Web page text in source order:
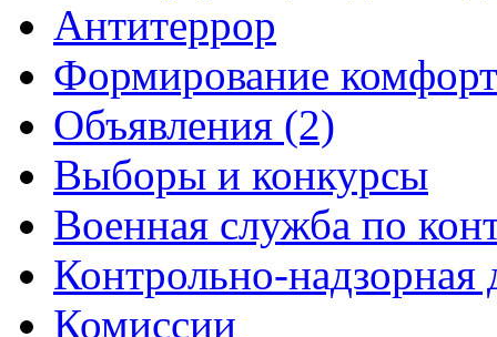
Антитеррор
Формирование
Объявления (2)
Выборы и конкурсы
Военная служба по
Контрольно-надзорная
Комиссии